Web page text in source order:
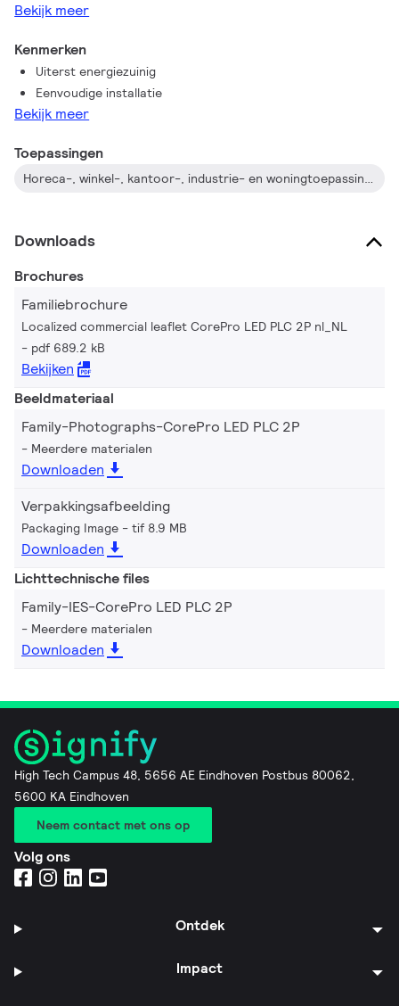
Bekijk meer
Kenmerken
Uiterst energiezuinig
Eenvoudige installatie
Bekijk meer
Toepassingen
Horeca-, winkel-, kantoor-, industrie- en woningtoepassingen
Downloads
Brochures
Familiebrochure
Localized commercial leaflet CorePro LED PLC 2P nl_NL
pdf 689.2 kB
Bekijken
Beeldmateriaal
Family-Photographs-CorePro LED PLC 2P
Meerdere materialen
Downloaden
Verpakkingsafbeelding
Packaging Image tif 8.9 MB
Downloaden
Lichttechnische files
Family-IES-CorePro LED PLC 2P
Meerdere materialen
Downloaden
High Tech Campus 48, 5656 AE Eindhoven Postbus 80062,
5600 KA Eindhoven
Neem contact met ons op
Volg ons
Ontdek
Impact